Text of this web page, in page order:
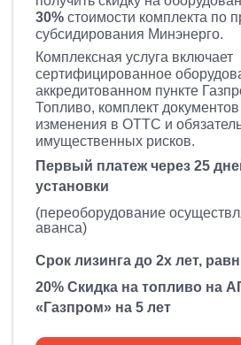
30% стоимости комплекта по
субсидирования Минэнерго.
Комплексная услуга включает
сертифицированное
аккредитованном пункте
Топливо, комплект
изменения в ОТТС и
имущественных рисков.
Первый платеж через 25
установки
(переоборудование
аванса)
Срок лизинга до 2х лет,
20% Скидка на топливо на
«Газпром» на 5 лет